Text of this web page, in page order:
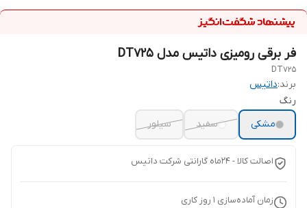
فر برقی رومیزی داتیس مدل DT725
DT725
برند:داتیس
رنگ
مشکی
سفید سیلور
اصالت کالا - 24ماه گارانتی شرکت داتیس
زمان آماده‌سازی 1 روز کاری